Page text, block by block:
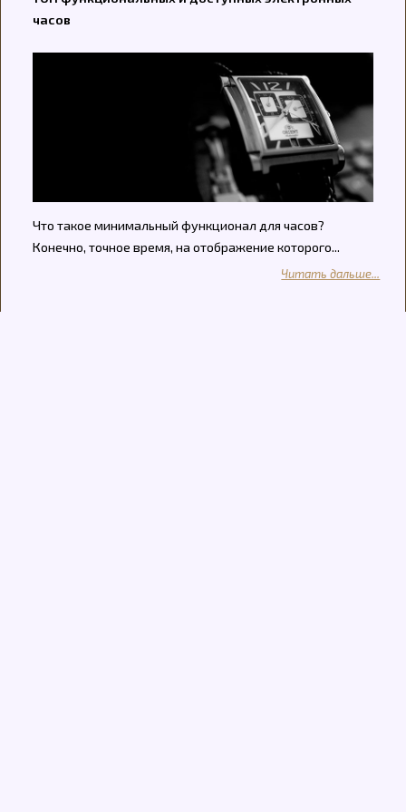
часов
Что такое минимальный функционал для часов?
Конечно, точное время, на отображение которого...
Читать дальше...